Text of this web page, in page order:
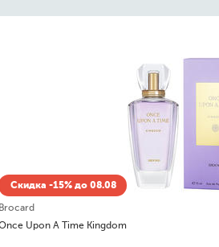
Скидка -15% до 08.08